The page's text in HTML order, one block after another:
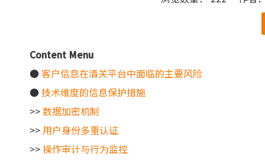
["wechat"]
Content Menu
●客户信息在清关平台中面临的主要风险
●技术维度的信息保护措施
>>数据加密机制
>> 用户身份多重认证
>> 操作审计与行为监控